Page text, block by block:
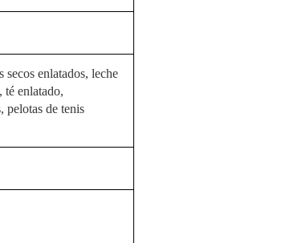
secos enlatados, leche
té enlatado,
pelotas de tenis